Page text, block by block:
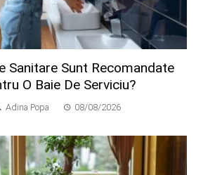
Sanitare Sunt Recomandate
O Baie De Serviciu?
Adina Popa 08/08/2026